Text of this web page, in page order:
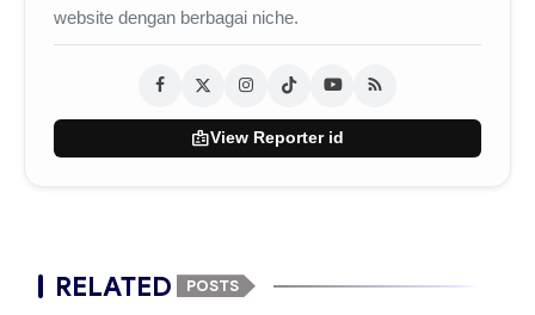
website dengan berbagai niche.
badgeView Reporter id
RELATED POSTS